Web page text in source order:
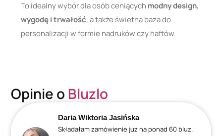
To idealny wybór dla osób ceniących modny design,
wygodę i trwałość, a także świetna baza do
personalizacji w formie nadruków czy haftów.
Opinie o Bluzlo
Daria Wiktoria Jasińska
Składałam zamówienie już na ponad 60 bluz.